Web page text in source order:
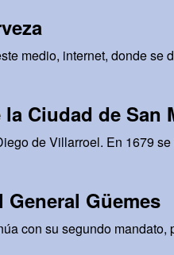
medio, internet, donde se
Ciudad de San
de Villarroel. En 1679 se
General Güemes
con su segundo mandato,